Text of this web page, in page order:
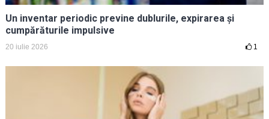
Un inventar periodic previne dublurile, expirarea și
cumpărăturile impulsive
20 iulie 2026 1